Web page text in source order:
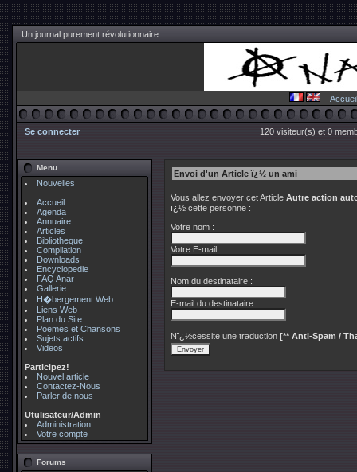
Un journal purement révolutionnaire
Accueil
Se connecter 120 visiteur(s) et 0
Menu
Nouvelles
Accueil
Agenda
Annuaire
Articles
Bibliotheque
Compilation
Downloads
Encyclopedie
FAQ Anar
Gallerie
H�bergement Web
Liens Web
Plan du Site
Poemes et Chansons
Sujets actifs
Videos
Participez!
Nouvel article
Contactez-Nous
Parler de nous
Utulisateur/Admin
Administration
Votre compte
Forums
Envoi d'un Article ï¿½ un ami
Vous allez envoyer cet Article Autre action
ï¿½ cette personne :
Votre nom :
Votre E-mail :
Nom du destinataire :
E-mail du destinataire :
Nï¿½cessite une traduction [** Anti-Spam /